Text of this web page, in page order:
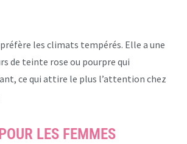
les climats tempérés. Elle a une
de teinte rose ou pourpre qui
ce qui attire le plus l’attention chez
LES FEMMES